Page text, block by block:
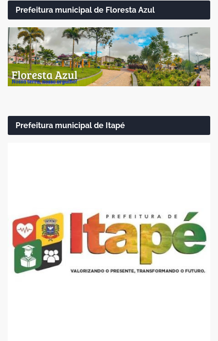
Prefeitura municipal de Floresta Azul
Prefeitura municipal de Itapé